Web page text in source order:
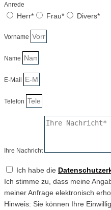
Anrede
Herr* Frau* Divers*
Vorname
Name
E-Mail
Telefon
Ihre Nachricht
Ich habe die
Ich stimme zu, dass meine
meiner Anfrage elektronisch
Hinweis: Sie können Ihre